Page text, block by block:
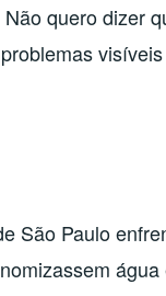
quero dizer
São Paulo